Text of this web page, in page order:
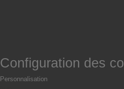
Configuration des
Personnalisation